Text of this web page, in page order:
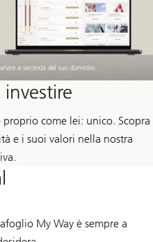
come lei: unico. Scopra
e i suoi valori nella nostra
My Way è sempre a